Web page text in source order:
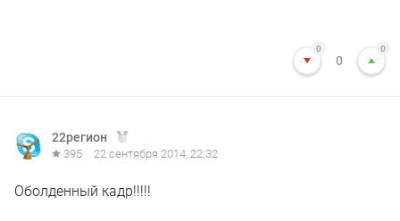
0
0
0
22регион
395 22 сентября 2014, 22:32
Оболденный кадр!!!!!